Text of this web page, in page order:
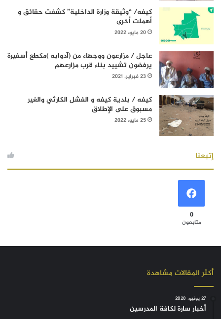
كيفه/ “وثيقة وزارة الداخلية” كشفت حقائق و
أهملت أخرى
20 مايو، 2022
عاجل / مزارعون ووجهاء من (آدوابه )مكطع أسفيرة
يرفضون تشييد بناء قرب مزارعهم
23 فبراير، 2021
كيفه / بلدية كيفه و الفشل الكارثي والغير
مسبوق على الإطلاق
25 مايو، 2022
إتبعنا
0
متابعون
أكثر المقالات مشاهدة
27 يونيو، 2020
أخبار سارة لكافة المدرسين